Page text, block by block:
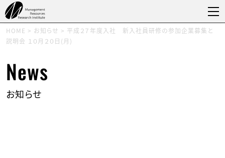
HOME > お知らせ > 平成２７年度入社 新入社員研修の参加企業募集と
説明会 １０月２０日(月)
News
お知らせ